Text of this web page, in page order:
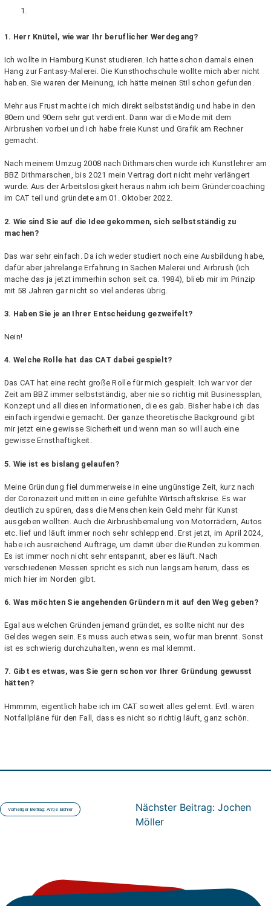
1. Herr Knütel, wie war Ihr beruflicher Werdegang?
Ich wollte in Hamburg Kunst studieren. Ich hatte schon damals einen
Hang zur Fantasy-Malerei. Die Kunsthochschule wollte mich aber nicht
haben. Sie waren der Meinung, ich hätte meinen Stil schon gefunden.
Mehr aus Frust machte ich mich direkt selbstständig und habe in den
80ern und 90ern sehr gut verdient. Dann war die Mode mit dem
Airbrushen vorbei und ich habe freie Kunst und Grafik am Rechner
gemacht.
Nach meinem Umzug 2008 nach Dithmarschen wurde ich Kunstlehrer am
BBZ Dithmarschen, bis 2021 mein Vertrag dort nicht mehr verlängert
wurde. Aus der Arbeitslosigkeit heraus nahm ich beim Gründercoaching
im CAT teil und gründete am 01. Oktober 2022.
2. Wie sind Sie auf die Idee gekommen, sich selbstständig zu
machen?
Das war sehr einfach. Da ich weder studiert noch eine Ausbildung habe,
dafür aber jahrelange Erfahrung in Sachen Malerei und Airbrush (ich
mache das ja jetzt immerhin schon seit ca. 1984), blieb mir im Prinzip
mit 58 Jahren gar nicht so viel anderes übrig.
3. Haben Sie je an Ihrer Entscheidung gezweifelt?
Nein!
4. Welche Rolle hat das CAT dabei gespielt?
Das CAT hat eine recht große Rolle für mich gespielt. Ich war vor der
Zeit am BBZ immer selbstständig, aber nie so richtig mit Businessplan,
Konzept und all diesen Informationen, die es gab. Bisher habe ich das
einfach irgendwie gemacht. Der ganze theoretische Background gibt
mir jetzt eine gewisse Sicherheit und wenn man so will auch eine
gewisse Ernsthaftigkeit.
5. Wie ist es bislang gelaufen?
Meine Gründung fiel dummerweise in eine ungünstige Zeit, kurz nach
der Coronazeit und mitten in eine gefühlte Wirtschaftskrise. Es war
deutlich zu spüren, dass die Menschen kein Geld mehr für Kunst
ausgeben wollten. Auch die Airbrushbemalung von Motorrädern, Autos
etc. lief und läuft immer noch sehr schleppend. Erst jetzt, im April 2024,
habe ich ausreichend Aufträge, um damit über die Runden zu kommen.
Es ist immer noch nicht sehr entspannt, aber es läuft. Nach
verschiedenen Messen spricht es sich nun langsam herum, dass es
mich hier im Norden gibt.
6. Was möchten Sie angehenden Gründern mit auf den Weg geben?
Egal aus welchen Gründen jemand gründet, es sollte nicht nur des
Geldes wegen sein. Es muss auch etwas sein, wofür man brennt. Sonst
ist es schwierig durchzuhalten, wenn es mal klemmt.
7. Gibt es etwas, was Sie gern schon vor Ihrer Gründung gewusst
hätten?
Hmmmm, eigentlich habe ich im CAT soweit alles gelernt. Evtl. wären
Notfallpläne für den Fall, dass es nicht so richtig läuft, ganz schön.
Beitragsnavigation
Vorheriger Beitrag: Antje Eichler Nächster Beitrag: Jochen
Möller